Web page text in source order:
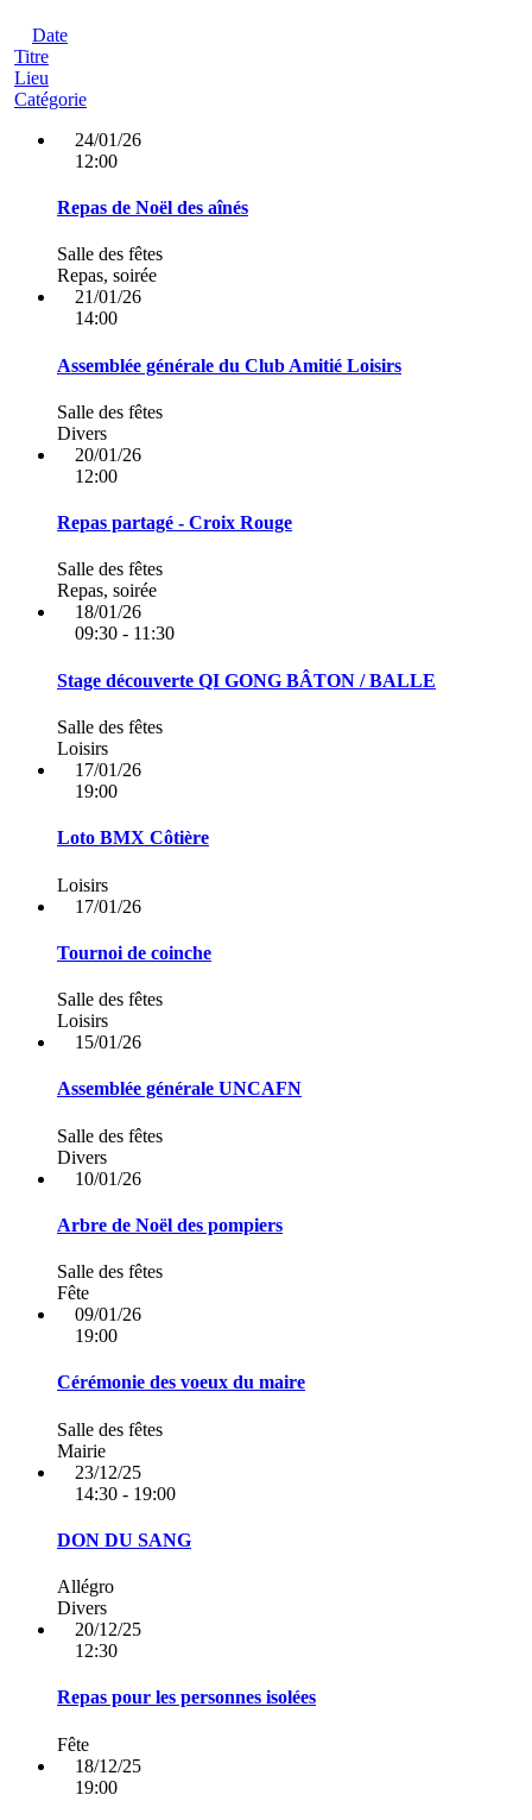
Date
Titre
Lieu
Catégorie
24/01/26
12:00
Repas de Noël des aînés
Salle des fêtes
Repas, soirée
21/01/26
14:00
Assemblée générale du Club Amitié Loisirs
Salle des fêtes
Divers
20/01/26
12:00
Repas partagé - Croix Rouge
Salle des fêtes
Repas, soirée
18/01/26
09:30 - 11:30
Stage découverte QI GONG BÂTON / BALLE
Salle des fêtes
Loisirs
17/01/26
19:00
Loto BMX Côtière
Loisirs
17/01/26
Tournoi de coinche
Salle des fêtes
Loisirs
15/01/26
Assemblée générale UNCAFN
Salle des fêtes
Divers
10/01/26
Arbre de Noël des pompiers
Salle des fêtes
Fête
09/01/26
19:00
Cérémonie des voeux du maire
Salle des fêtes
Mairie
23/12/25
14:30 - 19:00
DON DU SANG
Allégro
Divers
20/12/25
12:30
Repas pour les personnes isolées
Fête
18/12/25
19:00